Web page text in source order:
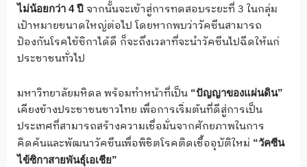
ไม่น้อยกว่า 4 ปี จากนั้นจะเข้าสู่การทดสอบระยะที่ 3 ในกลุ่ม
เป้าหมายขนาดใหญ่ต่อไป โดยหากพบว่าวัคซีนสามารถ
ป้องกันโรคไข้ซิกาได้ดี ก็จะถึงเวลาที่จะนำวัคซีนไปฉีดให้แก่
ประชาชนทั่วไป
มหาวิทยาลัยมหิดล พร้อมทำหน้าที่เป็น “ปัญญาของแผ่นดิน”
เคียงข้างประชาชนชาวไทย เพื่อการเริ่มต้นที่ดีสู่การเป็น
ประเทศที่สามารถสร้างความเชื่อมั่นจากศักยภาพในการ
คิดค้นและพัฒนาวัคซีนเพื่อพิชิตโรคติดเชื้ออุบัติใหม่ “วัคซีน
ไข้ซิกาสายพันธุ์เอเชีย”